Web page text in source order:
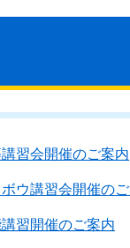
習会開催のご案内
ウ講習会開催の
習開催のご案内